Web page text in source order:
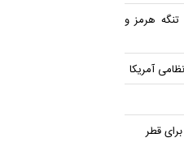
تنگه هرمز و
آمریکا
قطر